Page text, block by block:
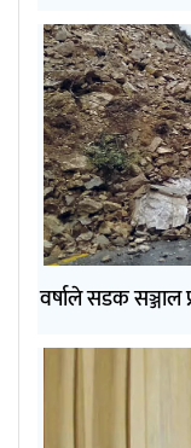
वर्षाले सडक सञ्जाल